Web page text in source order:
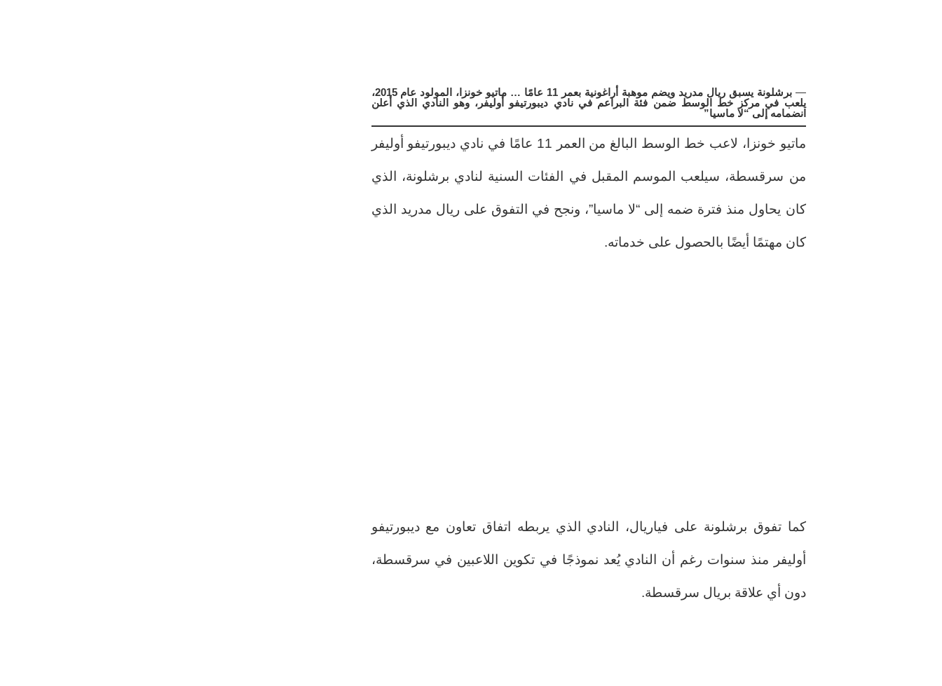
—
برشلونة يسبق ريال مدريد ويضم موهبة أراغونية بعمر 11 عامًا … ماتيو خونزا، المولود عام 2015،
يلعب في مركز خط الوسط ضمن فئة البراعم في نادي ديبورتيفو أوليفر، وهو النادي الذي أعلن
انضمامه إلى “لا ماسيا”
ماتيو خونزا، لاعب خط الوسط البالغ من العمر 11 عامًا في نادي ديبورتيفو أوليفر
من سرقسطة، سيلعب الموسم المقبل في الفئات السنية لنادي برشلونة، الذي
كان يحاول منذ فترة ضمه إلى “لا ماسيا”، ونجح في التفوق على ريال مدريد الذي
كان مهتمًا أيضًا بالحصول على خدماته.
كما تفوق برشلونة على فياريال، النادي الذي يربطه اتفاق تعاون مع ديبورتيفو
أوليفر منذ سنوات رغم أن النادي يُعد نموذجًا في تكوين اللاعبين في سرقسطة،
دون أي علاقة بريال سرقسطة.